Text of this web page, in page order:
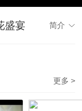
盛宴 简介
更多 >